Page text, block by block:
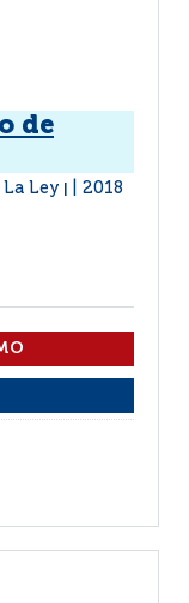
de
La Ley 2018